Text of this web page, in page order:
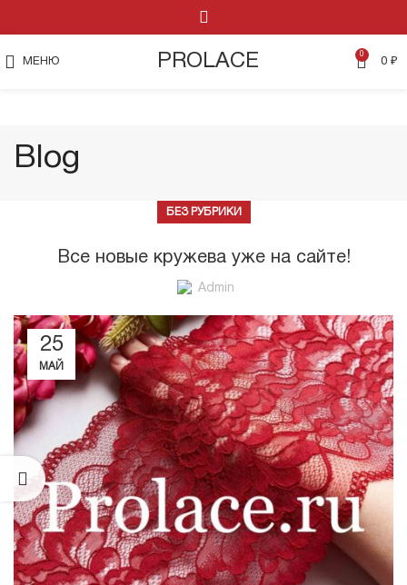
МЕНЮ PROLACE 0
0 ₽
Blog
БЕЗ РУБРИКИ
Все новые кружева уже на сайте!
Admin
25
МАЙ